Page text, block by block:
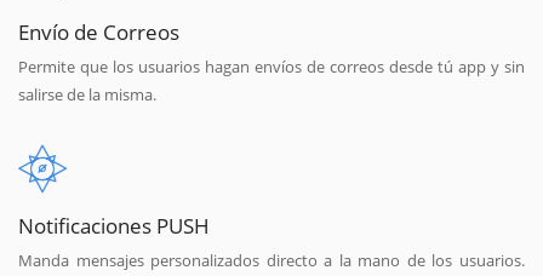
Envío de Correos
Permite que los usuarios hagan envíos de correos desde tú app y sin
salirse de la misma.
Notificaciones PUSH
Manda mensajes personalizados directo a la mano de los usuarios.